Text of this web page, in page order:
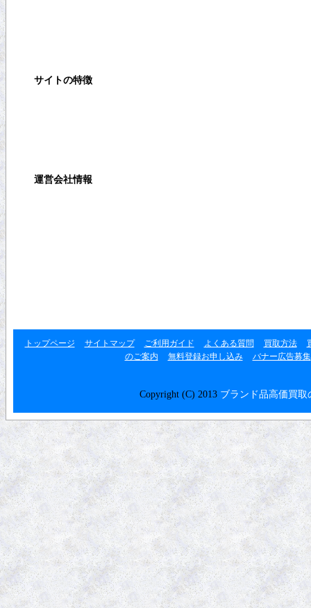
サイトの特徴
運営会社情報
トップページ サイトマップ ご利用ガイド よくある質問 買取方法
のご案内
無料登録お申し込み バナー広告募集
Copyright (C) 2013 ブランド品高価買